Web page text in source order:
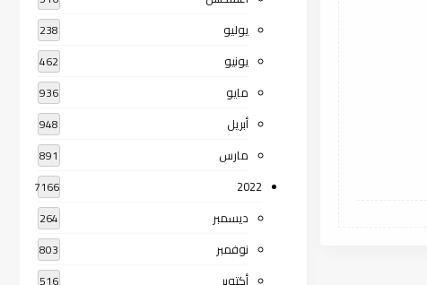
يوليو 238
يونيو 462
مايو 936
أبريل 948
مارس 891
2022
7166
ديسمبر 264
نوفمبر 803
أكتوبر